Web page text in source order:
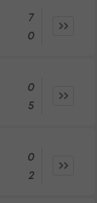
7
0
0
5
0
2